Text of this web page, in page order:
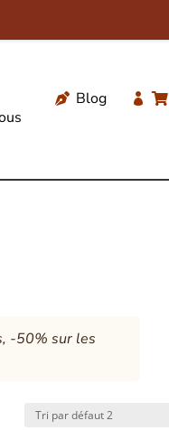
 Blog  
produits
-50% sur les